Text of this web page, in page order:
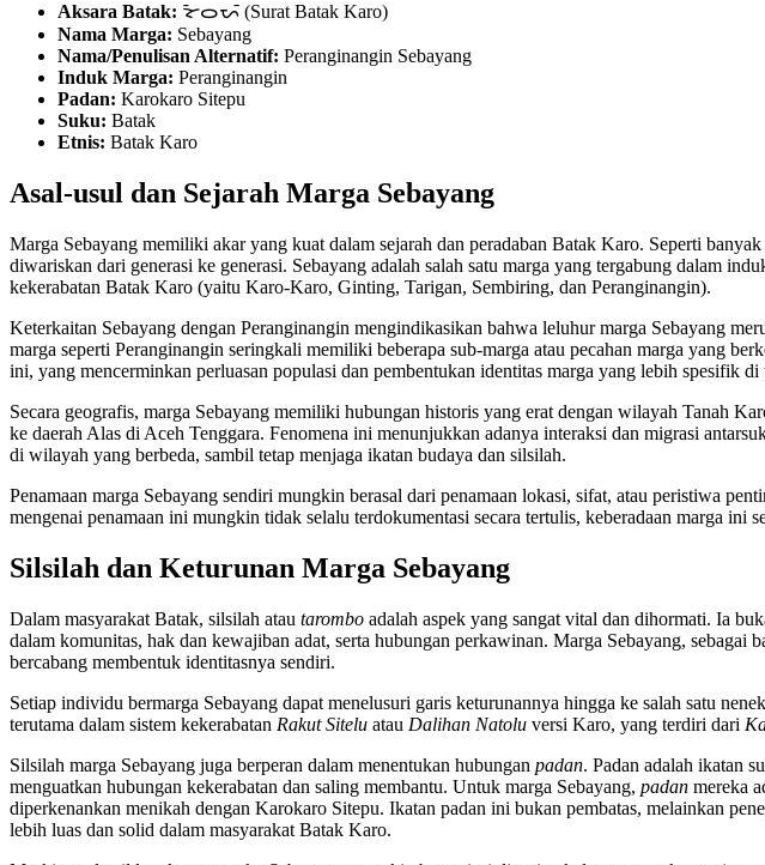
Aksara Batak: ᯘᯩᯆᯛᯰ (Surat Batak Karo)
Nama Marga: Sebayang
Nama/Penulisan Alternatif: Peranginangin Sebayang
Induk Marga: Peranginangin
Padan: Karokaro Sitepu
Suku: Batak
Etnis: Batak Karo
Asal-usul dan Sejarah Marga Sebayang
Marga Sebayang memiliki akar yang kuat dalam sejarah dan peradaban Batak Karo. Seperti
diwariskan dari generasi ke generasi. Sebayang adalah salah satu marga yang tergabung dalam
kekerabatan Batak Karo (yaitu Karo-Karo, Ginting, Tarigan, Sembiring, dan Peranginangin).
Keterkaitan Sebayang dengan Peranginangin mengindikasikan bahwa leluhur marga Sebayang
marga seperti Peranginangin seringkali memiliki beberapa sub-marga atau pecahan marga yang
ini, yang mencerminkan perluasan populasi dan pembentukan identitas marga yang lebih spesifik
Secara geografis, marga Sebayang memiliki hubungan historis yang erat dengan wilayah Tanah
ke daerah Alas di Aceh Tenggara. Fenomena ini menunjukkan adanya interaksi dan migrasi
di wilayah yang berbeda, sambil tetap menjaga ikatan budaya dan silsilah.
Penamaan marga Sebayang sendiri mungkin berasal dari penamaan lokasi, sifat, atau peristiwa
mengenai penamaan ini mungkin tidak selalu terdokumentasi secara tertulis, keberadaan marga
Silsilah dan Keturunan Marga Sebayang
Dalam masyarakat Batak, silsilah atau tarombo adalah aspek yang sangat vital dan dihormati. Ia
dalam komunitas, hak dan kewajiban adat, serta hubungan perkawinan. Marga Sebayang,
bercabang membentuk identitasnya sendiri.
Setiap individu bermarga Sebayang dapat menelusuri garis keturunannya hingga ke salah satu
terutama dalam sistem kekerabatan Rakut Sitelu atau Dalihan Natolu versi Karo, yang terdiri dari
Silsilah marga Sebayang juga berperan dalam menentukan hubungan padan. Padan adalah ikatan
menguatkan hubungan kekerabatan dan saling membantu. Untuk marga Sebayang, padan mereka
diperkenankan menikah dengan Karokaro Sitepu. Ikatan padan ini bukan pembatas, melainkan
lebih luas dan solid dalam masyarakat Batak Karo.